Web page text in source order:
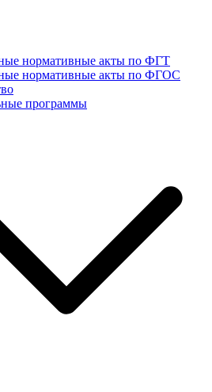
нормативные акты по ФГТ
нормативные акты по ФГОС
программы